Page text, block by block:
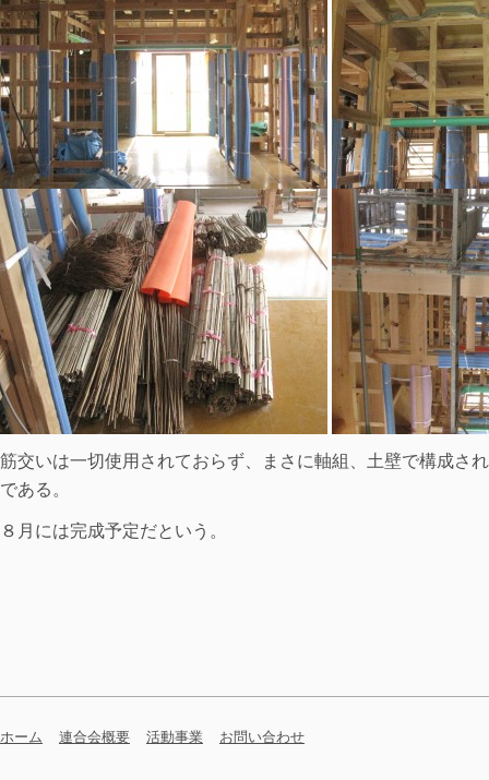
筋交いは一切使用されておらず、まさに軸組、土壁で構成さ
である。
８月には完成予定だという。
ホーム 連合会概要 活動事業 お問い合わせ